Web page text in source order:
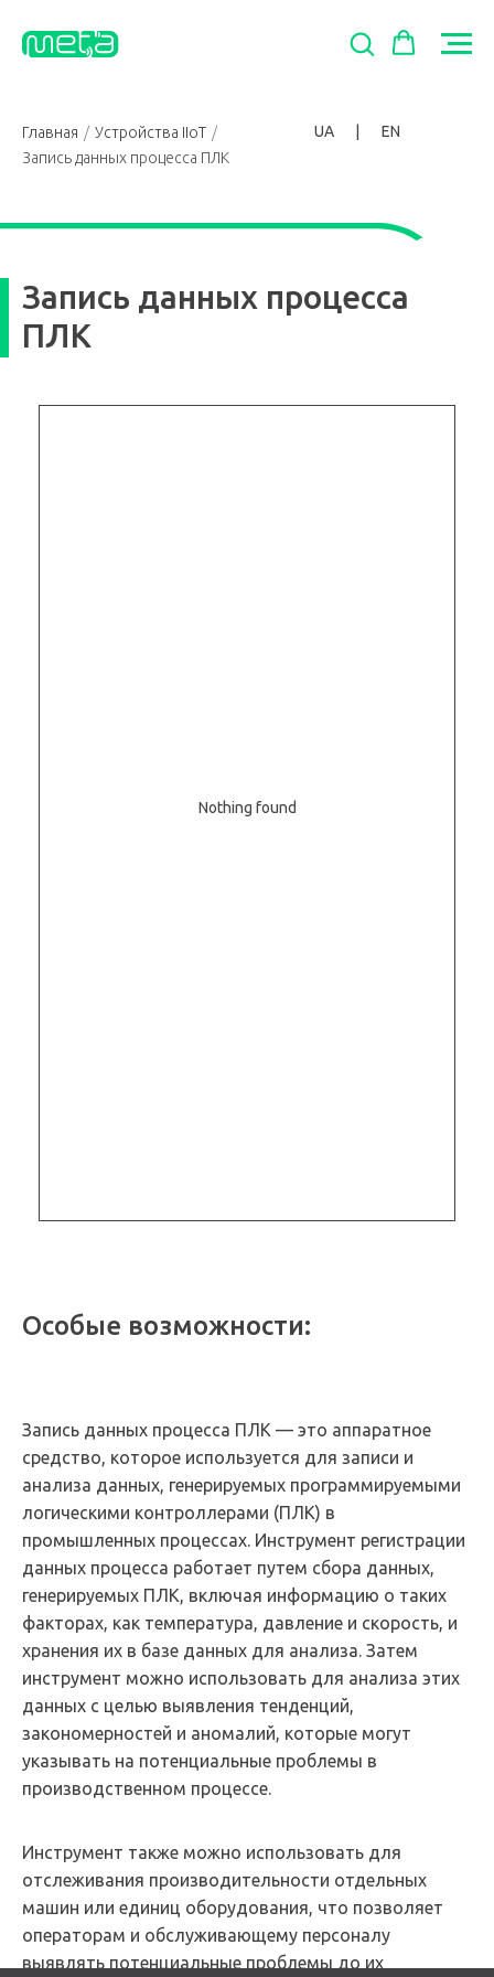
EN
UA
Главная / Устройства IIoT /
Запись данных процесса ПЛК
Запись данных процесса
ПЛК
Nothing found
Особые возможности:
Запись данных процесса ПЛК — это аппаратное
средство, которое используется для записи и
анализа данных, генерируемых программируемыми
логическими контроллерами (ПЛК) в
промышленных процессах. Инструмент регистрации
данных процесса работает путем сбора данных,
генерируемых ПЛК, включая информацию о таких
факторах, как температура, давление и скорость, и
хранения их в базе данных для анализа. Затем
инструмент можно использовать для анализа этих
данных с целью выявления тенденций,
закономерностей и аномалий, которые могут
указывать на потенциальные проблемы в
производственном процессе.
Инструмент также можно использовать для
отслеживания производительности отдельных
машин или единиц оборудования, что позволяет
операторам и обслуживающему персоналу
выявлять потенциальные проблемы до их